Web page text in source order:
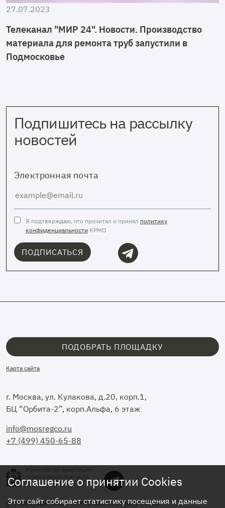
27.07.2023
Телеканал "МИР 24". Новости. Производство
материала для ремонта труб запустили в
Подмосковье
Подпишитесь на рассылку
новостей
Электронная почта
Я подтверждаю, что прочитал и принял политику
конфиденциальности КРМО
ПОДПИСАТЬСЯ
info@mosregco.ru
+7 (499) 450-65-88
г. Москва, ул. Кулакова, д.20, корп.1,
БЦ “Орбита-2”, корп.Альфа, 6 этаж
ПОДОБРАТЬ ПЛОЩАДКУ
Карта сайта
© «Корпорация развития Московской области», 2026
Соглашение о принятии Cookies
Этот сайт собирает статистику посещения и данные